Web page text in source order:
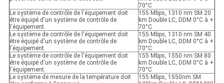
70°C
Le système de contrôle de l'équipement doit
être équipé d'un système de contrôle de
l'équipement.
155 Mbps, 1310 nm SM 20
km Double LC, DDM 0°C à +
70°C
Le système de contrôle de l'équipement doit
être équipé d'un système de contrôle de
l'équipement.
155 Mbps, 1310 nm SM 40
km Double LC, DDM 0°C à +
70°C
Le système de contrôle de l'équipement doit
être équipé d'un système de contrôle de
l'équipement.
155 Mbps, 1550 nm SM 80
km Double LC, DDM 0°C à +
70°C
Le système de mesure de la température doit
155 Mbps, 1550nm SM